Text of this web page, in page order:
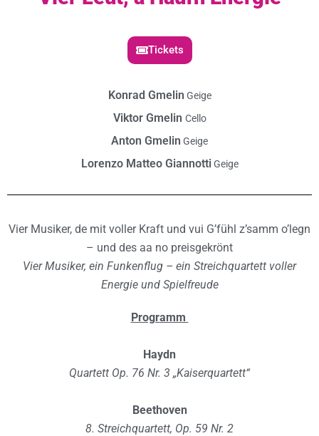
Tickets
Konrad Gmelin Geige
Viktor Gmelin Cello
Anton Gmelin Geige
Lorenzo Matteo Giannotti Geige
Vier Musiker, de mit voller Kraft und vui G’fühl z’samm o’legn
– und des aa no preisgekrönt
Vier Musiker, ein Funkenflug – ein Streichquartett voller
Energie und Spielfreude
Programm
Haydn
Quartett Op. 76 Nr. 3 „Kaiserquartett“
Beethoven
8. Streichquartett, Op. 59 Nr. 2